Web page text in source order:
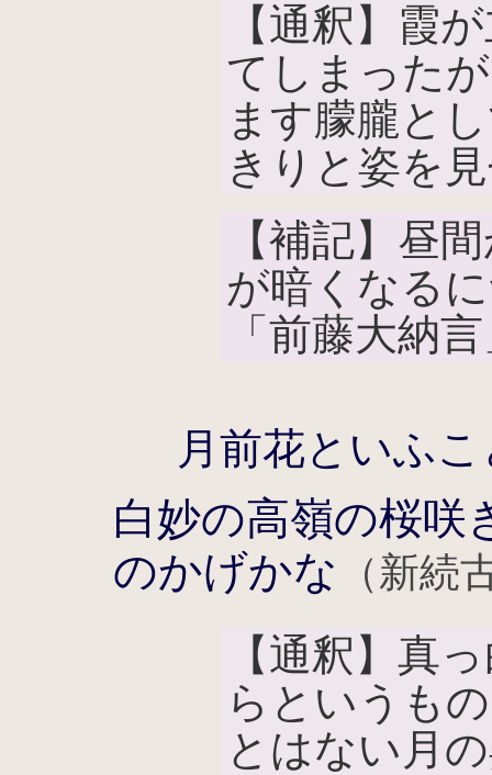
【通釈】霞
てしまった
ます朦朧と
きりと姿を
【補記】昼
が暗くなる
「前藤大納
月前花といふ
白妙の高嶺の桜咲
のかげかな （新続
【通釈】真
らというも
とはない月